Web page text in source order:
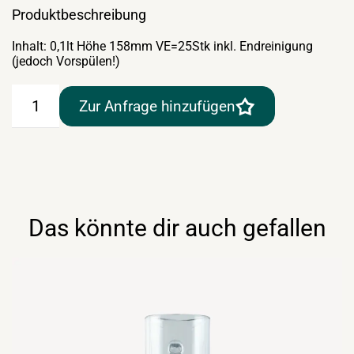
Produktbeschreibung
Inhalt: 0,1lt Höhe 158mm VE=25Stk inkl. Endreinigung
(jedoch Vorspülen!)
Menge
Zur Anfrage hinzufügen
Das könnte dir auch gefallen